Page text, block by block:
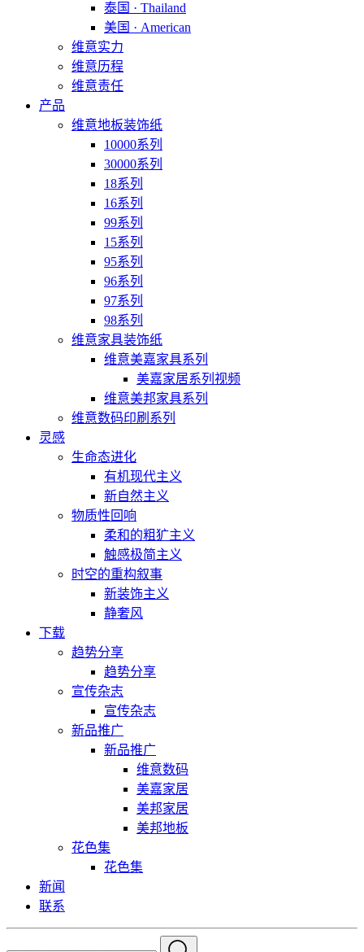
泰国 · Thailand
美国 · American
维意实力
维意历程
维意责任
产品
维意地板装饰纸
10000系列
30000系列
18系列
16系列
99系列
15系列
95系列
96系列
97系列
98系列
维意家具装饰纸
维意美嘉家具系列
美嘉家居系列视频
维意美邦家具系列
维意数码印刷系列
灵感
生命态进化
有机现代主义
新自然主义
物质性回响
柔和的粗犷主义
触感极简主义
时空的重构叙事
新装饰主义
静奢风
下载
趋势分享
趋势分享
宣传杂志
宣传杂志
新品推广
新品推广
维意数码
美嘉家居
美邦家居
美邦地板
花色集
花色集
新闻
联系